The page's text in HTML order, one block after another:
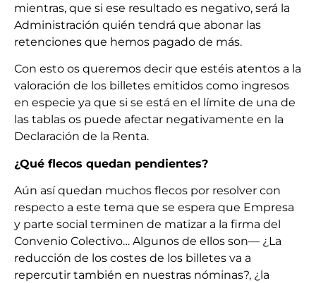
mientras, que si ese resultado es negativo, será la
Administración quién tendrá que abonar las
retenciones que hemos pagado de más.
Con esto os queremos decir que estéis atentos a la
valoración de los billetes emitidos como ingresos
en especie ya que si se está en el límite de una de
las tablas os puede afectar negativamente en la
Declaración de la Renta.
¿Qué flecos quedan pendientes?
Aún así quedan muchos flecos por resolver con
respecto a este tema que se espera que Empresa
y parte social terminen de matizar a la firma del
Convenio Colectivo… Algunos de ellos son— ¿La
reducción de los costes de los billetes va a
repercutir también en nuestras nóminas?, ¿la